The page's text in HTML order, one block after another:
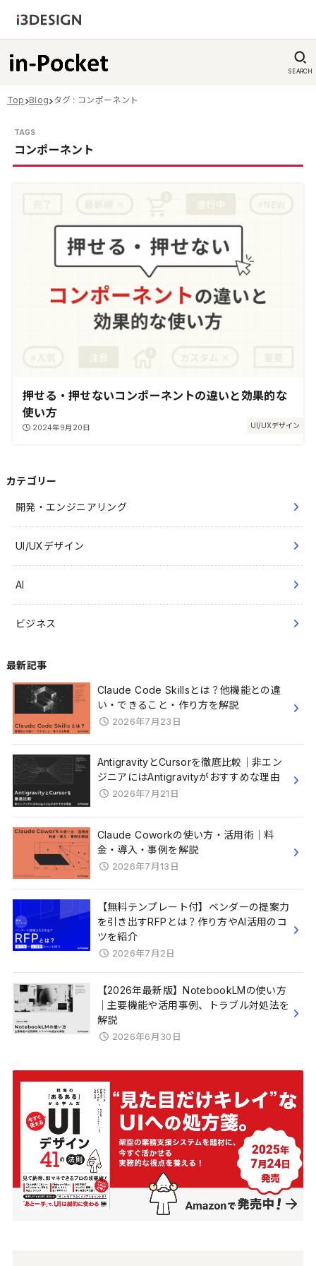
SEARCH
Top Blog タグ : コンポーネント
コンポーネント
UI/UXデザイン
押せる・押せないコンポーネントの違いと効果的な
使い方
2024年9月20日
カテゴリー
開発・エンジニアリング
UI/UXデザイン
AI
ビジネス
最新記事
Claude Code Skillsとは？他機能との違
い・できること・作り方を解説
2026年7月23日
AntigravityとCursorを徹底比較｜非エン
ジニアにはAntigravityがおすすめな理由
2026年7月21日
Claude Coworkの使い方・活用術｜料
金・導入・事例を解説
2026年7月13日
【無料テンプレート付】ベンダーの提案力
を引き出すRFPとは？作り方やAI活用のコ
ツを紹介
2026年7月2日
【2026年最新版】NotebookLMの使い方
｜主要機能や活用事例、トラブル対処法を
解説
2026年6月30日